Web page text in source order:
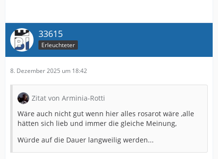
33615
Erleuchteter
8. Dezember 2025 um 18:42
Zitat von Arminia-Rotti
Wäre auch nicht gut wenn hier alles rosarot wäre ,alle
hätten sich lieb und immer die gleiche Meinung,
Würde auf die Dauer langweilig werden...